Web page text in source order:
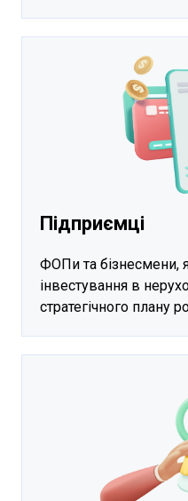
Підприємці
ФОПи та бізнесмени,
інвестування в
стратегічного плану